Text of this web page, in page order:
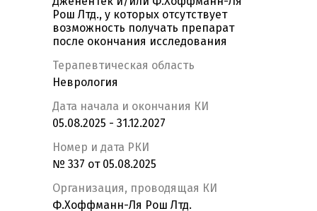
Рош Лтд., у которых отсутствует
возможность получать препарат
после окончания исследования
Терапевтическая область
Неврология
Дата начала и окончания КИ
05.08.2025 - 31.12.2027
Номер и дата РКИ
№ 337 от 05.08.2025
Организация, проводящая КИ
Ф.Хоффманн-Ля Рош Лтд.